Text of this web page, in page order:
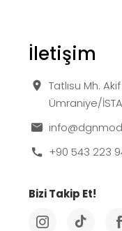
İletişim
Tatlısu Mh.
Ümraniye/
+90 543 223
Bizi Takip Et!